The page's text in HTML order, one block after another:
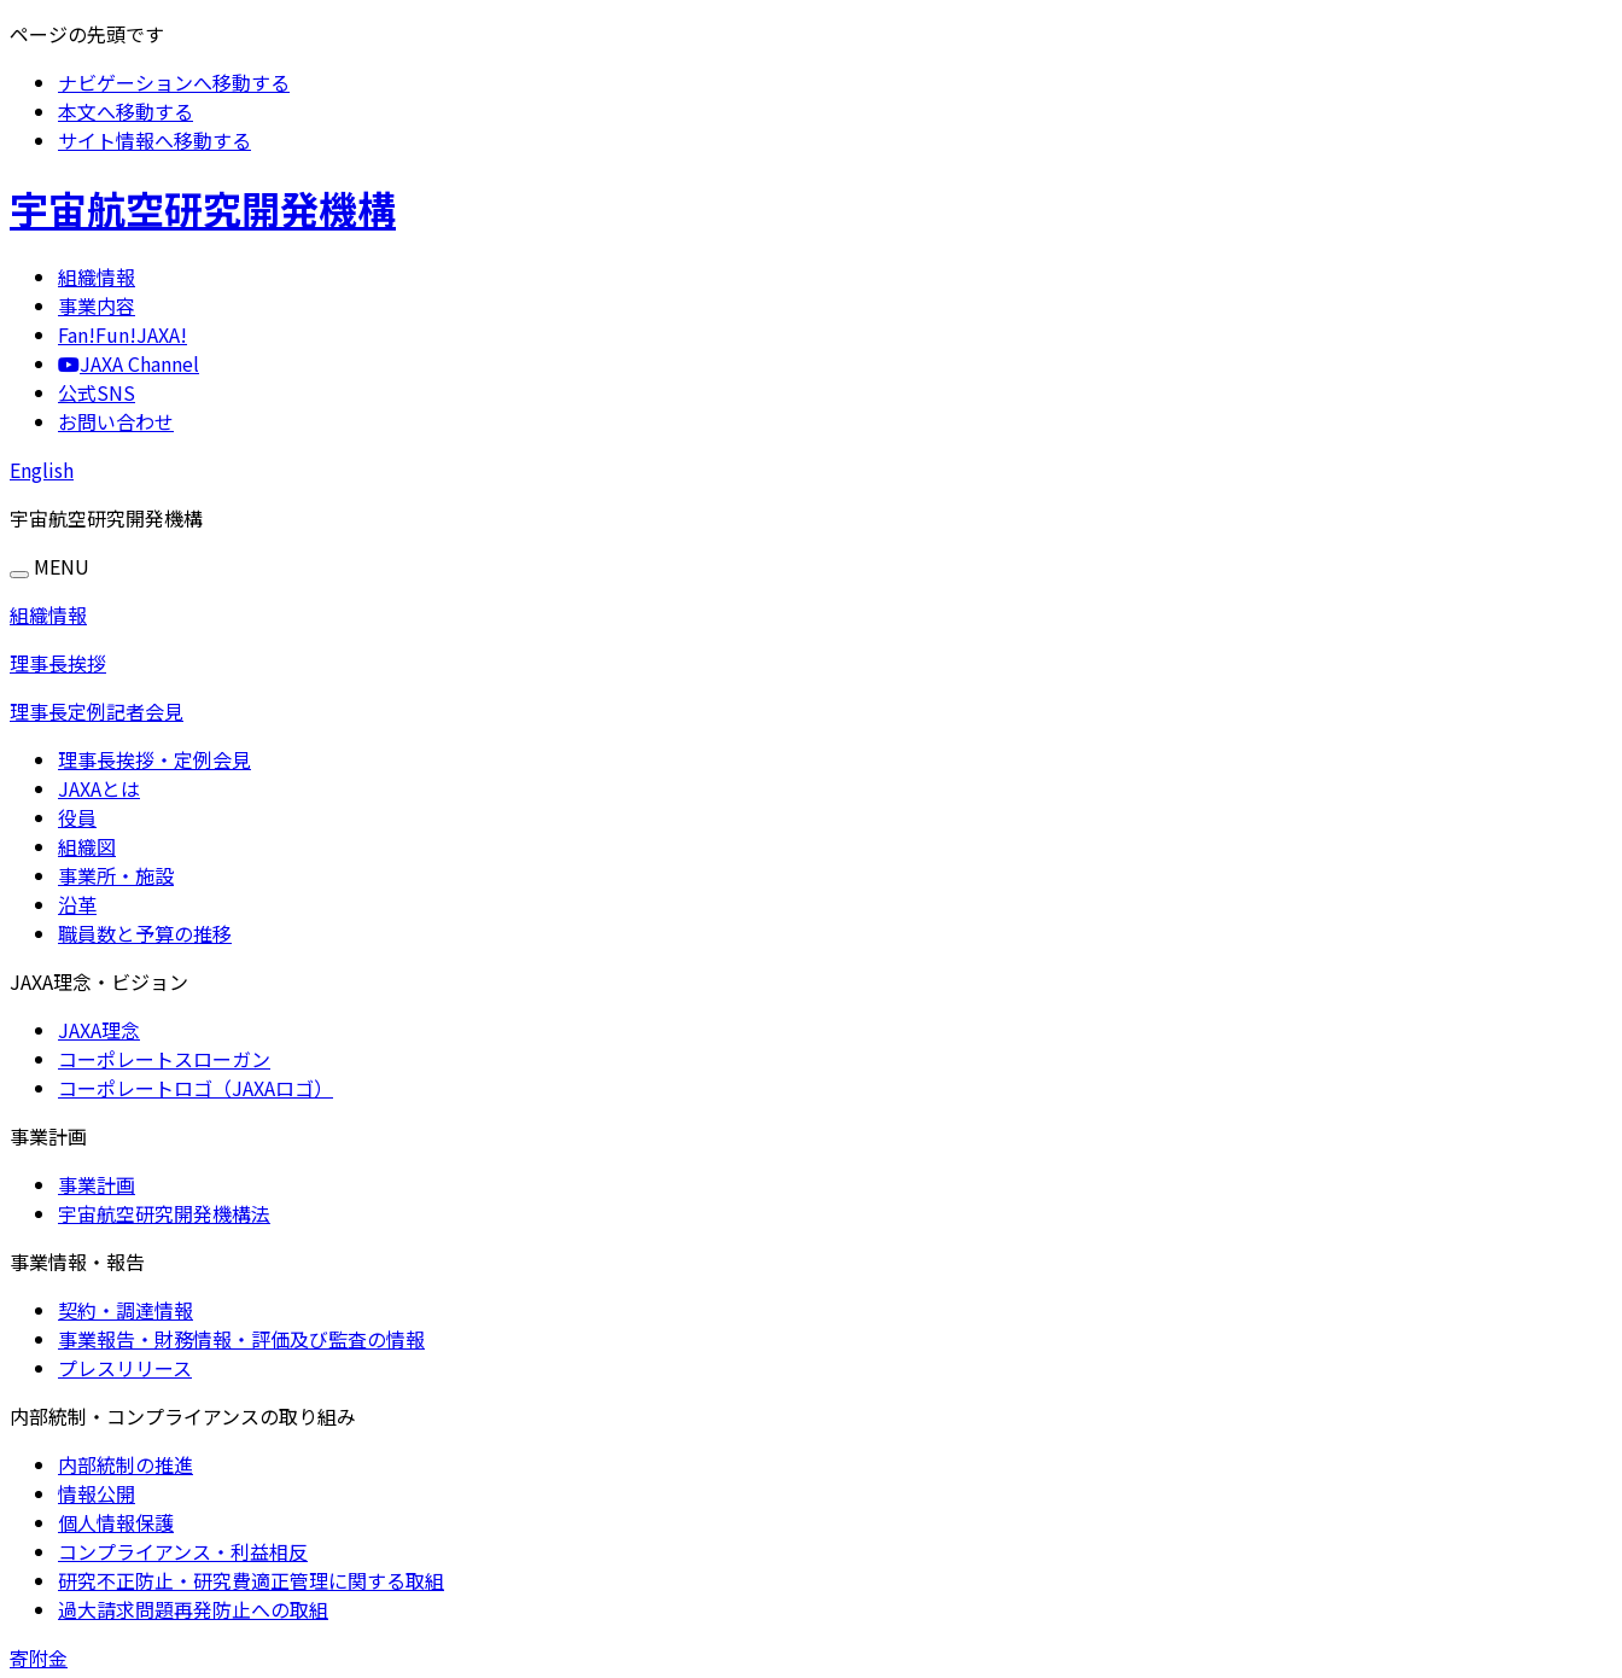
ページの先頭です
ナビゲーションへ移動する
本文へ移動する
サイト情報へ移動する
宇宙航空研究開発機構
組織情報
事業内容
Fan!Fun!JAXA!
JAXA Channel
公式SNS
お問い合わせ
English
宇宙航空研究開発機構
MENU
組織情報
理事長挨拶
理事長定例記者会見
理事長挨拶・定例会見
JAXAとは
役員
組織図
事業所・施設
沿革
職員数と予算の推移
JAXA理念・ビジョン
JAXA理念
コーポレートスローガン
コーポレートロゴ（JAXAロゴ）
事業計画
事業計画
宇宙航空研究開発機構法
事業情報・報告
契約・調達情報
事業報告・財務情報・評価及び監査の情報
プレスリリース
内部統制・コンプライアンスの取り組み
内部統制の推進
情報公開
個人情報保護
コンプライアンス・利益相反
研究不正防止・研究費適正管理に関する取組
過大請求問題再発防止への取組
寄附金